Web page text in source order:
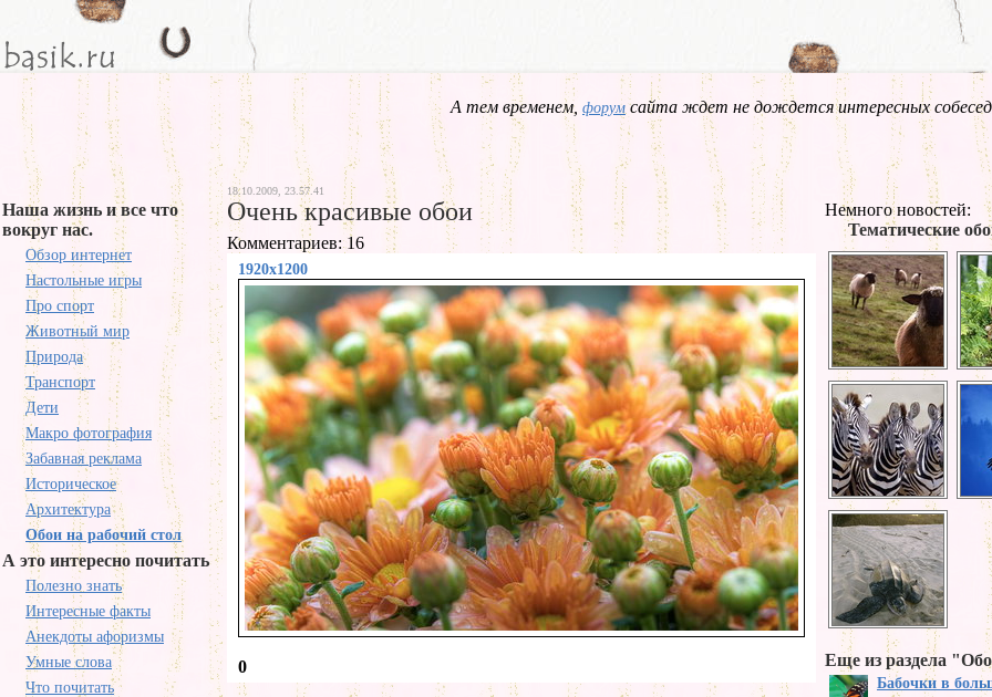
А тем временем, форум сайта ждет не дождется интересных
Наша жизнь и все что
вокруг нас.
Обзор интернет
Настольные игры
Про спорт
Животный мир
Природа
Транспорт
Дети
Макро фотография
Забавная реклама
Историческое
Архитектура
Обои на рабочий стол
А это интересно почитать
Полезно знать
Интересные факты
Анекдоты афоризмы
Умные слова
Что почитать
18.10.2009, 23.57.41
Очень красивые обои
Комментариев: 16
1920x1200
0
Немного новостей:
Тематические
Еще из раздела
Бабочки в